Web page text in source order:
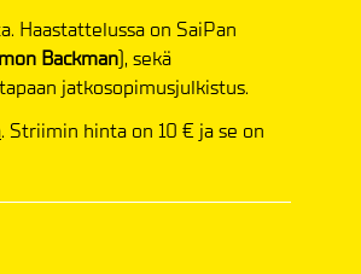
Haastattelussa on SaiPan
Backman), sekä
jatkosopimusjulkistus.
. Striimin hinta on 10 € ja se on